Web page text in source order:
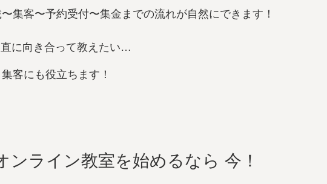
集客〜予約受付〜集金までの流れが自然にできます！
に向き合って教えたい…
客にも役立ちます！
ンライン教室を始めるなら 今！